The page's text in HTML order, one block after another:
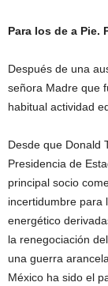
Para los de a Pie.
Después de una
señora Madre que
habitual actividad
Desde que Donald
Presidencia de
principal socio
incertidumbre para
energético
la renegociación
una guerra
México ha sido el